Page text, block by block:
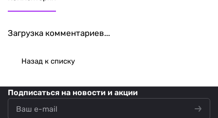
Загрузка комментариев...
Назад к списку
Подписаться на новости и акции